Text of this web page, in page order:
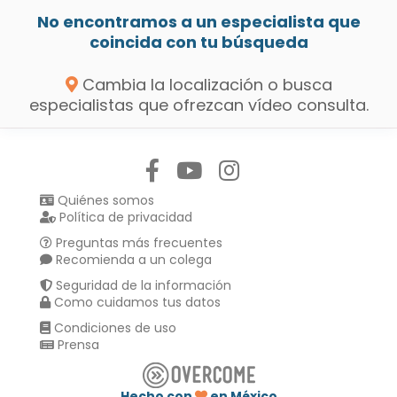
No encontramos a un especialista que
coincida con tu búsqueda
Cambia la localización o busca
especialistas que ofrezcan vídeo consulta.
Quiénes somos
Política de privacidad
Preguntas más frecuentes
Recomienda a un colega
Seguridad de la información
Como cuidamos tus datos
Condiciones de uso
Prensa